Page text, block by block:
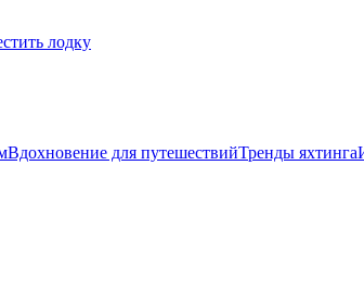
лодку
Вдохновение для путешествийТренды яхтинга